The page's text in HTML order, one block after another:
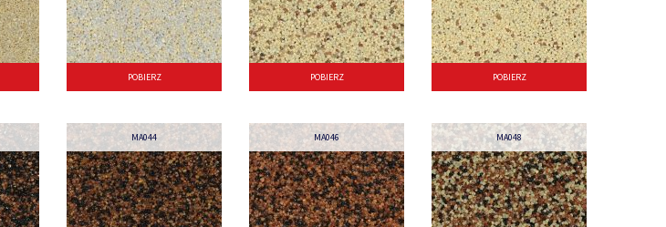
POBIERZ POBIERZ POBIERZ
MA044 MA046 MA048